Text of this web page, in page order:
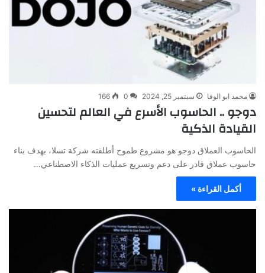
محمد ابو الوفا سبتمبر 25, 2024 0
166
دوجو .. الحاسوب الأسرع في العالم لتحسين
القيادة الذكية
الحاسوب العملاق دوجو هو مشروع طموح أطلقته شركة تسلا، بهدف بناء
حاسوب عملاق قادر على دعم وتسريع عمليات الذكاء الاصطناعي…
أكمل القراءة »